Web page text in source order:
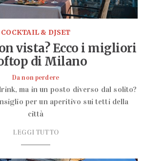
COCKTAIL & DJSET
vista? Ecco i migliori
di Milano
Da non perdere
ma in un posto diverso dal solito?
per un aperitivo sui tetti della
città
LEGGI TUTTO